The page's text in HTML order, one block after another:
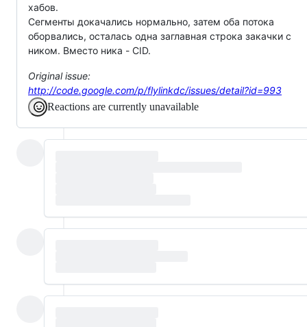
хабов.
Сегменты докачались нормально, затем оба потока
оборвались, осталась одна заглавная строка закачки с
ником. Вместо ника - CID.
Original issue:
http://code.google.com/p/flylinkdc/issues/detail?id=993
Reactions are currently unavailable